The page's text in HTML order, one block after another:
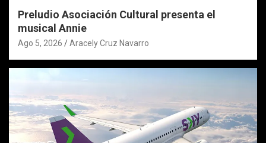
Preludio Asociación Cultural presenta el
musical Annie
Ago 5, 2026 Aracely Cruz Navarro